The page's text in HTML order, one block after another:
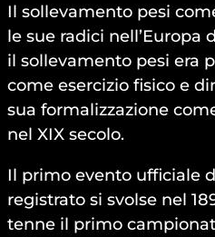
Il sollevamento pesi
le sue radici nell’Europa
il sollevamento pesi era
come esercizio fisico e
sua formalizzazione
nel XIX secolo.
Il primo evento ufficiale
registrato si svolse nel
tenne il primo